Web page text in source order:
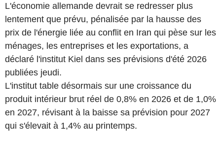
L'économie allemande devrait se redresser plus
lentement que prévu, pénalisée par la hausse des
prix de l'énergie liée au conflit en Iran qui pèse sur les
ménages, les entreprises et les exportations, a
déclaré l'institut Kiel dans ses prévisions d'été 2026
publiées jeudi.
L'institut table désormais sur une croissance du
produit intérieur brut réel de 0,8% en 2026 et de 1,0%
en 2027, révisant à la baisse sa prévision pour 2027
qui s'élevait à 1,4% au printemps.